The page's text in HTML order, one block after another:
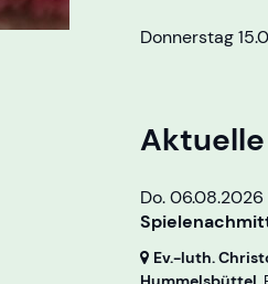
Donnerstag
Do.
Ev.-luth.